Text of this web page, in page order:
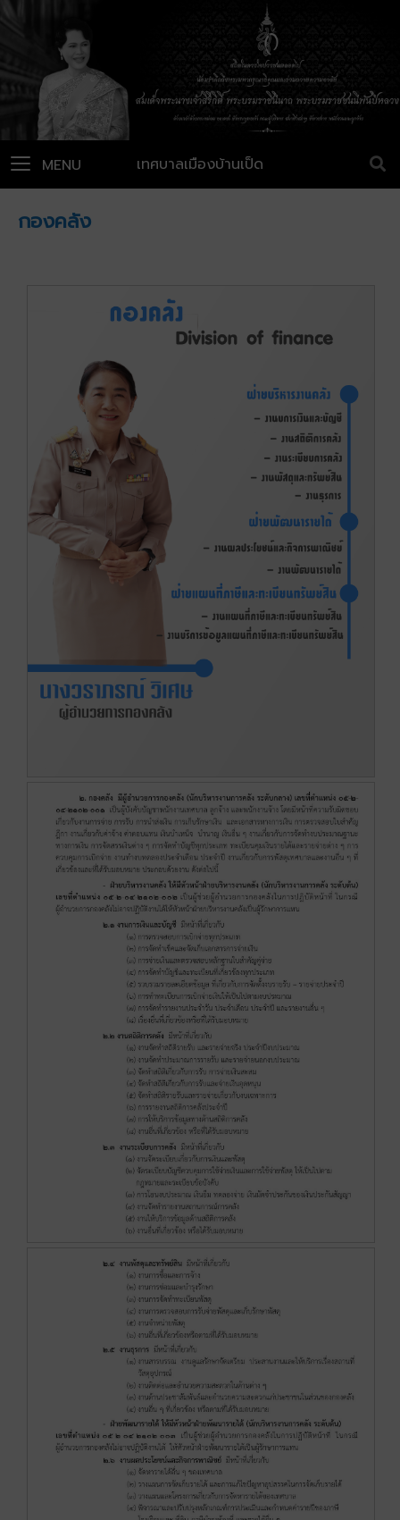
เทศบาลเมืองบ้านเป็ด
MENU
กองคลัง